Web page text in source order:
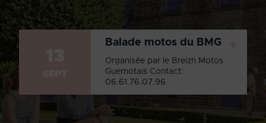
Balade motos du BMG
Organisée par le Breizh Motos
Guernotais Contact:
06.61.76.07.96